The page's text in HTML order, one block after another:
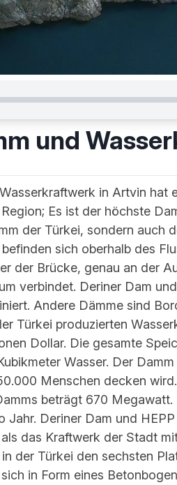
und
in Artvin hat
Es ist der höchste
der Türkei, sondern auch
sich oberhalb des
der Brücke, genau an der
verbindet. Deriner Dam
Andere Dämme sind
Türkei produzierten
Dollar. Die gesamte
Wasser. Der
Menschen decken
beträgt 670
Jahr. Deriner Dam und
das Kraftwerk der Stadt
der Türkei den sechsten
in Form eines